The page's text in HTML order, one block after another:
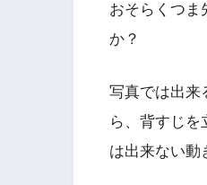
おそらくつま
か？
写真では出来
ら、背すじ
は出来ない動